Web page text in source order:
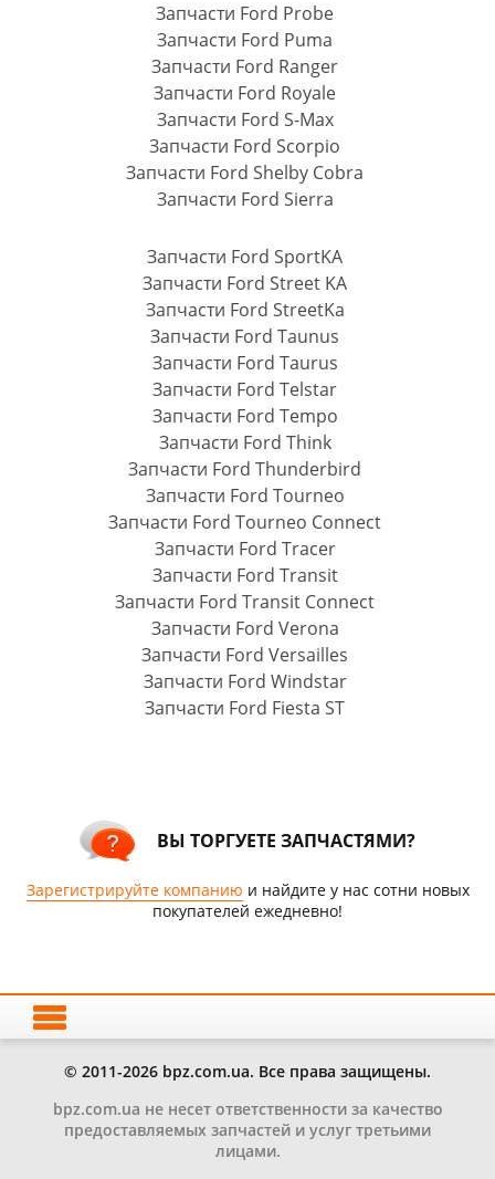
Запчасти Ford Probe
Запчасти Ford Puma
Запчасти Ford Ranger
Запчасти Ford Royale
Запчасти Ford S-Max
Запчасти Ford Scorpio
Запчасти Ford Shelby Cobra
Запчасти Ford Sierra
Запчасти Ford SportKA
Запчасти Ford Street KA
Запчасти Ford StreetKa
Запчасти Ford Taunus
Запчасти Ford Taurus
Запчасти Ford Telstar
Запчасти Ford Tempo
Запчасти Ford Think
Запчасти Ford Thunderbird
Запчасти Ford Tourneo
Запчасти Ford Tourneo Connect
Запчасти Ford Tracer
Запчасти Ford Transit
Запчасти Ford Transit Connect
Запчасти Ford Verona
Запчасти Ford Versailles
Запчасти Ford Windstar
Запчасти Ford Fiesta ST
ВЫ ТОРГУЕТЕ ЗАПЧАСТЯМИ?
Зарегистрируйте компанию и найдите у нас сотни новых
покупателей ежедневно!
© 2011-2026 bpz.com.ua. Все права защищены.
bpz.com.ua не несет ответственности за качество
предоставляемых запчастей и услуг третьими
лицами.